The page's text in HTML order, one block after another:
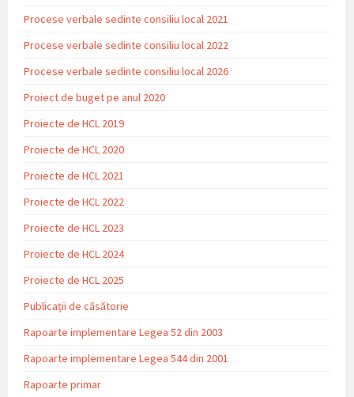
Procese verbale sedinte consiliu local 2021
Procese verbale sedinte consiliu local 2022
Procese verbale sedinte consiliu local 2026
Proiect de buget pe anul 2020
Proiecte de HCL 2019
Proiecte de HCL 2020
Proiecte de HCL 2021
Proiecte de HCL 2022
Proiecte de HCL 2023
Proiecte de HCL 2024
Proiecte de HCL 2025
Publicații de căsătorie
Rapoarte implementare Legea 52 din 2003
Rapoarte implementare Legea 544 din 2001
Rapoarte primar